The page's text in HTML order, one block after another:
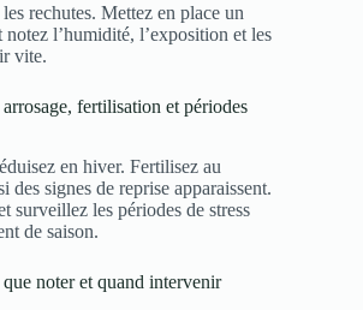
rechutes. Mettez en place un
notez l’humidité, l’exposition et les
vite.
fertilisation et périodes
en hiver. Fertilisez au
des signes de reprise apparaissent.
surveillez les périodes de stress
de saison.
noter et quand intervenir